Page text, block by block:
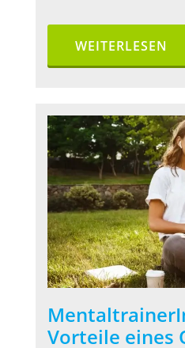
WEITERLESEN
Vorteile eines